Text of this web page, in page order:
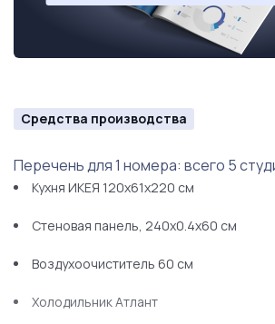
Средства производства
Перечень для 1 номера: всего 5
Кухня ИКЕЯ 120x61x220 см
Стеновая панель, 240х0.4х60 см
Воздухоочиститель 60 см
Холодильник Атлант